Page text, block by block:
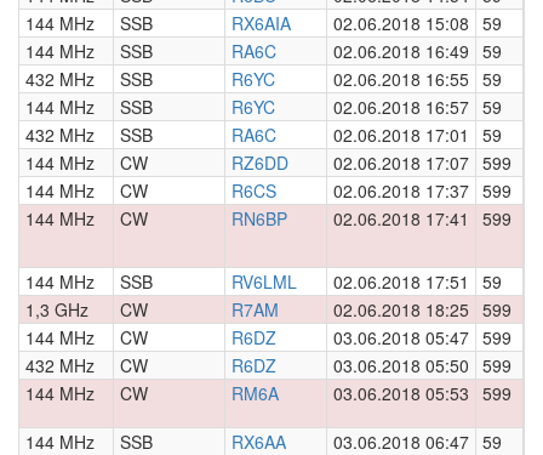
144 MHz
SSB RX6AIA 02.06.2018 15:08 59
144 MHz
SSB RA6C 02.06.2018 16:49 59
432 MHz
SSB R6YC 02.06.2018 16:55 59
144 MHz
SSB R6YC 02.06.2018 16:57 59
432 MHz
SSB RA6C 02.06.2018 17:01 59
144 MHz
CW RZ6DD 02.06.2018 17:07 599
144 MHz
CW R6CS 02.06.2018 17:37 599
144 MHz
CW RN6BP 02.06.2018 17:41 599
144 MHz SSB RV6LML 02.06.2018 17:51 59
1,3 GHz
CW R7AM 02.06.2018 18:25 599
144 MHz
CW R6DZ 03.06.2018 05:47 599
432 MHz
CW R6DZ 03.06.2018 05:50 599
144 MHz
CW RM6A 03.06.2018 05:53 599
144 MHz
SSB RX6AA 03.06.2018 06:47 59